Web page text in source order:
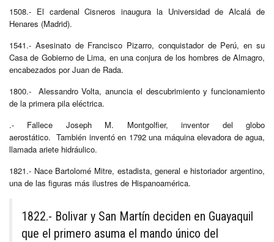
1508.- El cardenal Cisneros inaugura la Universidad de Alcalá de
Henares (Madrid).
1541.- Asesinato de Francisco Pizarro, conquistador de Perú, en su
Casa de Gobierno de Lima, en una conjura de los hombres de Almagro,
encabezados por Juan de Rada.
1800.- Alessandro Volta, anuncia el descubrimiento y funcionamiento
de la primera pila eléctrica.
.- Fallece Joseph M. Montgolfier, inventor del globo
aerostático. También inventó en 1792 una máquina elevadora de agua,
llamada ariete hidráulico.
1821.- Nace Bartolomé Mitre, estadista, general e historiador argentino,
una de las figuras más ilustres de Hispanoamérica.
1822.- Bolivar y San Martín deciden en Guayaquil
que el primero asuma el mando único del